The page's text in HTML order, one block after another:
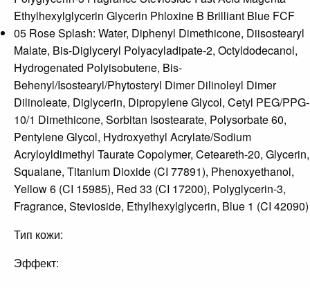
Ethylhexylglycerin Glycerin Phloxine B Brilliant Blue FCF
05 Rose Splash: Water, Diphenyl Dimethicone, Diisostearyl
Malate, Bis-Diglyceryl Polyacyladipate-2, Octyldodecanol,
Hydrogenated Polyisobutene, Bis-
Behenyl/Isostearyl/Phytosteryl Dimer Dilinoleyl Dimer
Dilinoleate, Diglycerin, Dipropylene Glycol, Cetyl PEG/PPG-
10/1 Dimethicone, Sorbitan Isostearate, Polysorbate 60,
Pentylene Glycol, Hydroxyethyl Acrylate/Sodium
Acryloyldimethyl Taurate Copolymer, Ceteareth-20, Glycerin,
Squalane, Titanium Dioxide (CI 77891), Phenoxyethanol,
Yellow 6 (CI 15985), Red 33 (CI 17200), Polyglycerin-3,
Fragrance, Stevioside, Ethylhexylglycerin, Blue 1 (CI 42090)
Тип кожи:
Эффект: